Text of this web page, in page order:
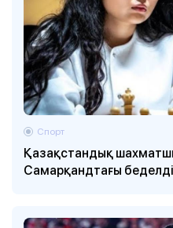
Қазақстандық
Самарқандтағы
Спорт